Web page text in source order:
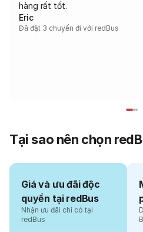
hàng rất tốt.
Eric
Đã đặt 3 chuyến đi với redBus
Tại sao nên chọn
Giá và ưu đãi độc
quyền tại redBus
Nhận ưu đãi chỉ có tại
redBus